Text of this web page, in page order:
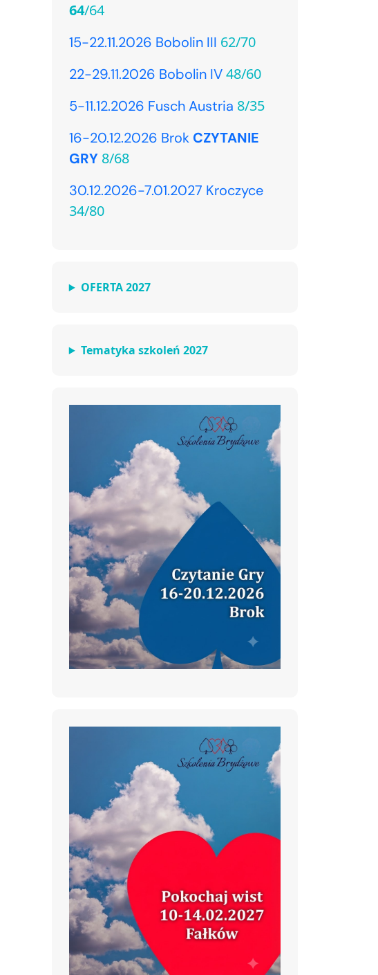
64/64
15-22.11.2026 Bobolin III 62/70
22-29.11.2026 Bobolin IV48/60
5-11.12.2026 Fusch Austria 8/35
16-20.12.2026 Brok CZYTANIE
GRY8/68
30.12.2026-7.01.2027 Kroczyce
34/80
OFERTA 2027
Tematyka szkoleń 2027